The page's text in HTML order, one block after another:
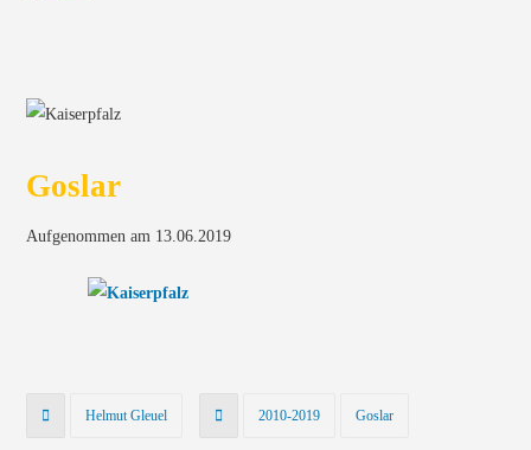
Goslar
Aufgenommen am 13.06.2019
Helmut Gleuel 2010-2019 Goslar